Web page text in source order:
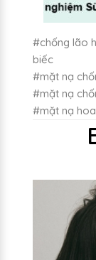
#chống lão
biếc
#mặt nạ
#mặt nạ
#mặt nạ